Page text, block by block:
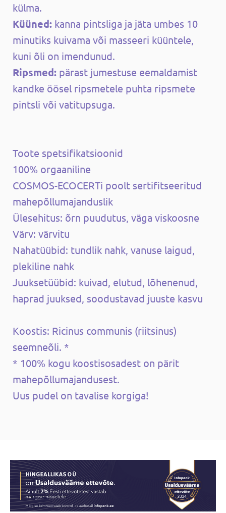
külma.
Küüned: kanna pintsliga ja jäta umbes 10
minutiks kuivama või masseeri küüntele,
kuni õli on imendunud.
Ripsmed: pärast jumestuse eemaldamist
kandke öösel ripsmetele puhta ripsmete
pintsli või vatitupsuga.
Toote spetsifikatsioonid
100% orgaaniline
COSMOS-ECOCERTi poolt sertifitseeritud
mahepõllumajanduslik
Ülesehitus: õrn puudutus, väga viskoosne
Värv: värvitu
Nahatüübid: tundlik nahk, vanuse laigud,
plekiline nahk
Juuksetüübid: kuivad, elutud, lõhenenud,
haprad juuksed, soodustavad juuste kasvu
Koostis: Ricinus communis (riitsinus)
seemneõli. *
* 100% kogu koostisosadest on pärit
mahepõllumajandusest.
Uus pudel on tavalise korgiga!